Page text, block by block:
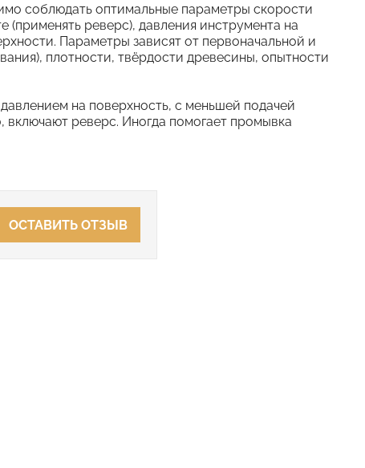
соблюдать оптимальные параметры скорости
реверс), давления инструмента на
Параметры зависят от первоначальной и
плотности, твёрдости древесины, опытности
на поверхность, с меньшей подачей
реверс. Иногда помогает промывка
ОСТАВИТЬ ОТЗЫВ